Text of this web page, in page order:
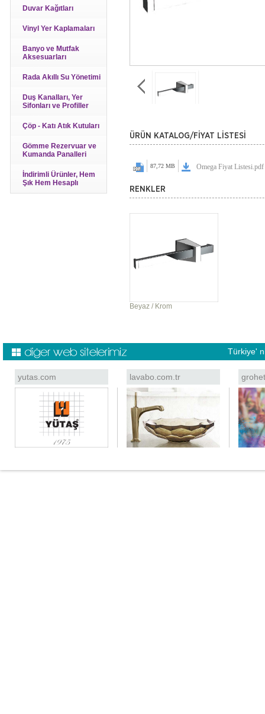
Duvar Kağıtları
Vinyl Yer Kaplamaları
Banyo ve Mutfak
Aksesuarları
Rada Akıllı Su Yönetimi
Duş Kanalları, Yer
Sifonları ve Profiller
Çöp - Katı Atık Kutuları
Gömme Rezervuar ve
Kumanda Panalleri
İndirimli Ürünler, Hem
Şık Hem Hesaplı
ÜRÜN KATALOG/FİYAT LİSTESİ
87,72 MB Omega Fiyat Listesi.pdf
RENKLER
Beyaz / Krom
Türkiye'
yutas.com lavabo.com.tr